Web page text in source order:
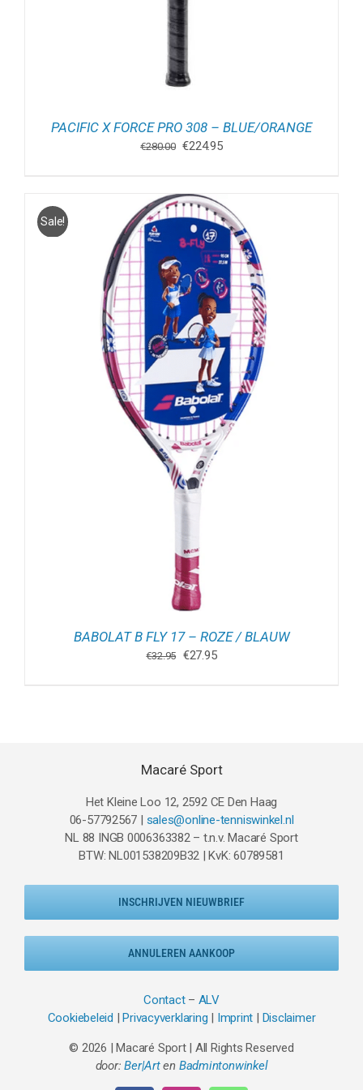
PACIFIC X FORCE PRO 308 – BLUE/ORANGE
€280.00 Oorspronkelijke
€280.00.
€224.95Huidige
Sale!
BABOLAT B FLY 17 – ROZE / BLAUW
€32.95 Oorspronkelijke
€27.95Huidige
Macaré Sport
Het Kleine Loo 12, 2592 CE Den Haag
06-57792567 | sales@online-tenniswinkel.nl
NL 88 INGB 0006363382 – t.n.v. Macaré Sport
BTW: NL001538209B32 | KvK: 60789581
INSCHRIJVEN NIEUWBRIEF
ANNULEREN AANKOOP
Contact– ALV
Cookiebeleid |Privacyverklaring | Imprint | Disclaimer
© 2026 | Macaré Sport | All Rights Reserved
door:Ber|Arten Badmintonwinkel